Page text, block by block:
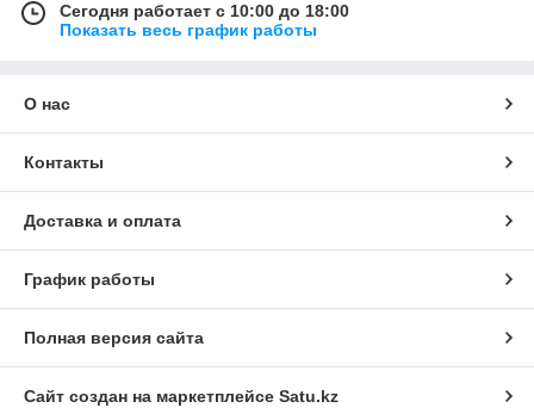
Сегодня работает с 10:00 до 18:00
Показать весь график работы
О нас
Контакты
Доставка и оплата
График работы
Полная версия сайта
Сайт создан на маркетплейсе Satu.kz